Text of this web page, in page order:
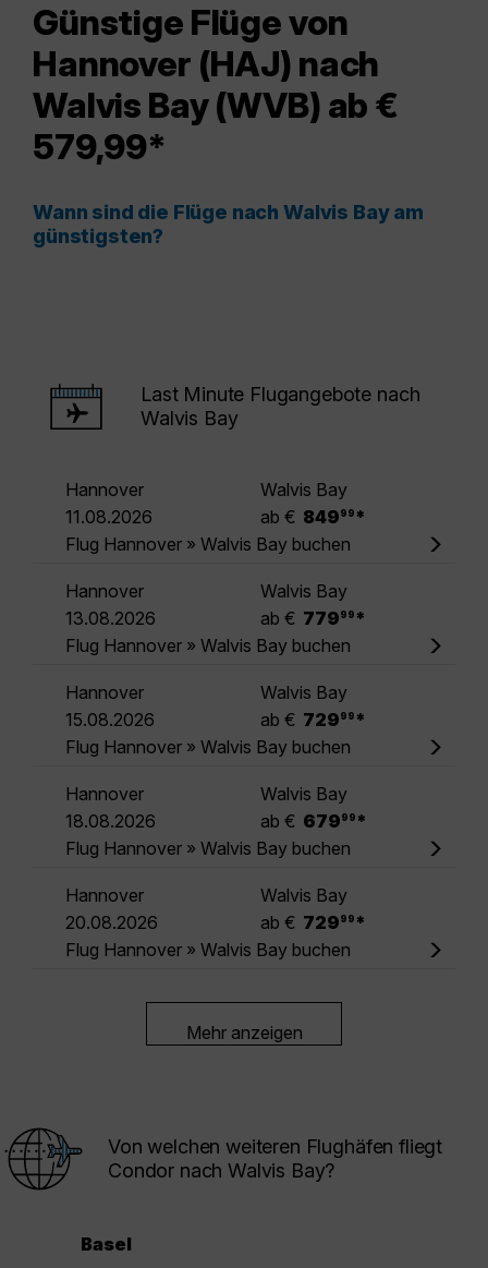
Günstige Flüge von
Hannover (HAJ) nach
Walvis Bay (WVB) ab €
579,99*
Wann sind die Flüge nach Walvis Bay am
günstigsten?
Last Minute Flugangebote nach
Walvis Bay
Hannover
Walvis Bay
11.08.2026
ab € 849 99 *
Flug Hannover » Walvis Bay buchen
Hannover
Walvis Bay
13.08.2026
ab € 779 99 *
Flug Hannover » Walvis Bay buchen
Hannover
Walvis Bay
15.08.2026
ab € 729 99 *
Flug Hannover » Walvis Bay buchen
Hannover
Walvis Bay
18.08.2026
ab € 679 99 *
Flug Hannover » Walvis Bay buchen
Hannover
Walvis Bay
20.08.2026
ab € 729 99 *
Flug Hannover » Walvis Bay buchen
Mehr anzeigen
Von welchen weiteren Flughäfen fliegt
Condor nach Walvis Bay?
Basel